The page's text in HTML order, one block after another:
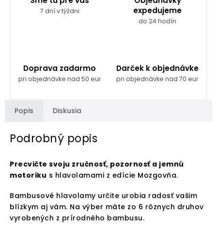
7 dní v týždni
expedujeme
do 24 hodín
Doprava zadarmo
pri objednávke nad 50 eur
Darček k objednávke
pri objednávke nad 70 eur
Popis Diskusia
Podrobný popis
Precvičte svoju zručnosť, pozornosť a jemnú
motoriku s hlavolamami z edície Mozgovňa.
Bambusové hlavolamy určite urobia radosť vašim
blízkym aj vám. Na výber máte zo 6 rôznych druhov
vyrobených z prírodného bambusu.